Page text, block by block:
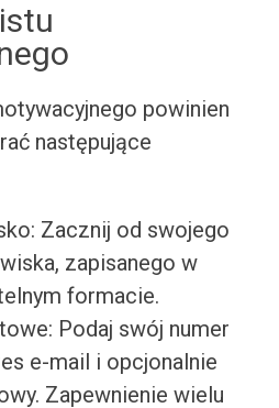
powinien
następujące
Zacznij od swojego
zapisanego w
formacie.
Podaj swój numer
e-mail i opcjonalnie
Zapewnienie wielu